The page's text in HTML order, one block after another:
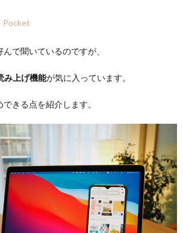
Pocket
で聞いているのですが、
み上げ機能が気に入っています。
きる点を紹介します。